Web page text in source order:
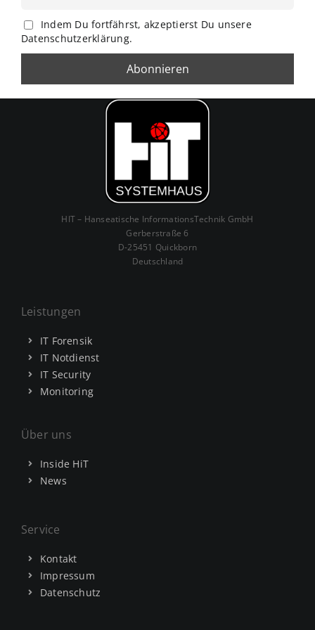
Indem Du fortfährst, akzeptierst Du unsere
Datenschutzerklärung.
HIT – Hanseatische InformationsTechnik GmbH
Gerberstraße 6
D-25451 Quickborn
Deutschland
Leistungen
IT Forensik
IT Notdienst
IT Security
Monitoring
Über uns
Inside HiT
News
Service
Kontakt
Impressum
Datenschutz